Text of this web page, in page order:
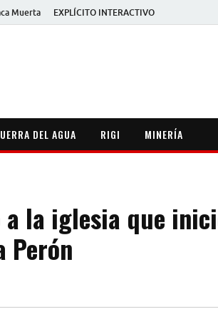
Muerta EXPLÍCITO INTERACTIVO
DEL AGUA RIGI MINERÍA
a la iglesia que
Perón